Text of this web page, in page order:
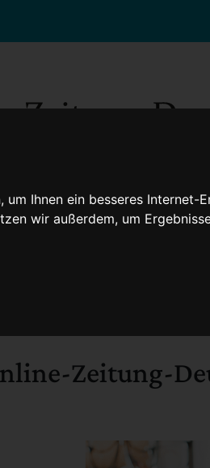
Ihnen ein besseres Internet-
wir außerdem, um
Zeitung-